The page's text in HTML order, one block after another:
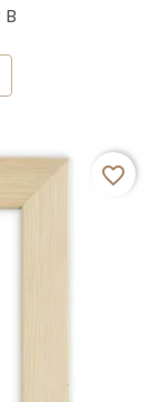
favorite_border